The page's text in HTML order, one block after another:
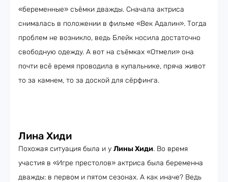
«беременные» съёмки дважды. Сначала актриса
снималась в положении в фильме «Век Адалин». Тогда
проблем не возникло, ведь Блейк носила достаточно
свободную одежду. А вот на съёмках «Отмели» она
почти всё время проводила в купальнике, пряча живот
то за камнем, то за доской для сёрфинга.
Лина Хиди
Похожая ситуация была и у Лины Хиди. Во время
участия в «Игре престолов» актриса была беременна
дважды: в первом и пятом сезонах. А как иначе? Ведь